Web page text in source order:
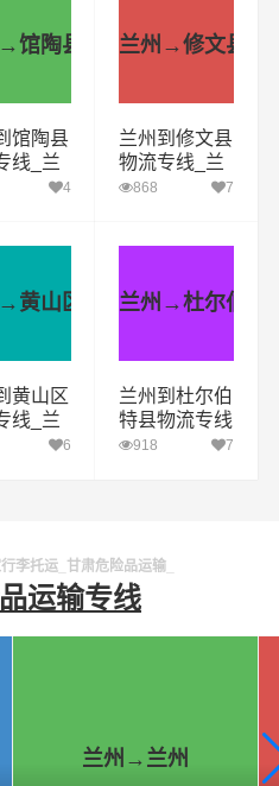
馆陶县
馆陶县
线_兰
陶县货
4
兰州→修文县
兰州到修文县
物流专线_兰
州到修文县货
868 7
黄山区
黄山区
线_兰
山区货
6
兰州→杜尔伯特
兰州到杜尔伯
特县物流专线
_兰州到杜尔
918 7
李托运_甘肃危险品运输_
运输专线
兰州→兰州